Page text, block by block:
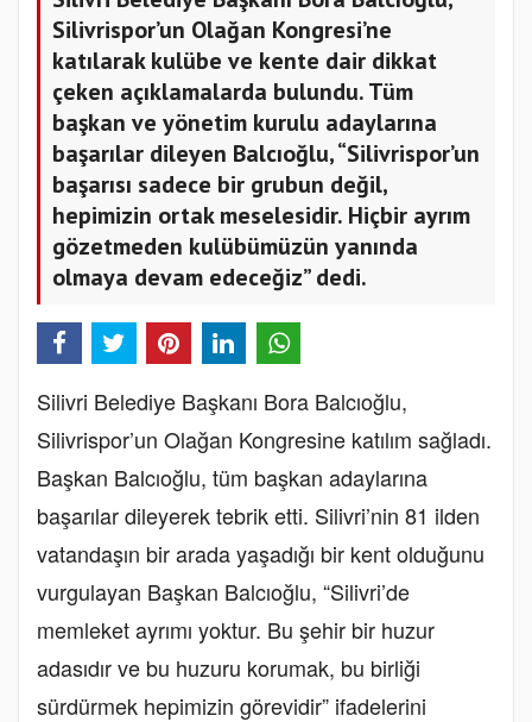
Silivrispor’un Olağan Kongresi’ne
katılarak kulübe ve kente dair dikkat
çeken açıklamalarda bulundu. Tüm
başkan ve yönetim kurulu adaylarına
başarılar dileyen Balcıoğlu, “Silivrispor’un
başarısı sadece bir grubun değil,
hepimizin ortak meselesidir. Hiçbir ayrım
gözetmeden kulübümüzün yanında
olmaya devam edeceğiz” dedi.
Silivri Belediye Başkanı Bora Balcıoğlu,
Silivrispor’un Olağan Kongresine katılım sağladı.
Başkan Balcıoğlu, tüm başkan adaylarına
başarılar dileyerek tebrik etti. Silivri’nin 81 ilden
vatandaşın bir arada yaşadığı bir kent olduğunu
vurgulayan Başkan Balcıoğlu, “Silivri’de
memleket ayrımı yoktur. Bu şehir bir huzur
adasıdır ve bu huzuru korumak, bu birliği
sürdürmek hepimizin görevidir” ifadelerini